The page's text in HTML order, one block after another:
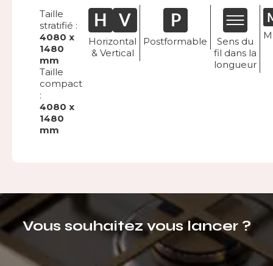
Taille
stratifié :
4080 x
1480
mm
Taille
compact
:
4080 x
1480
mm
Horizontal
& Vertical
Postformable
Sens du
fil dans la
longueur
Vous souhaitez vous lancer ?